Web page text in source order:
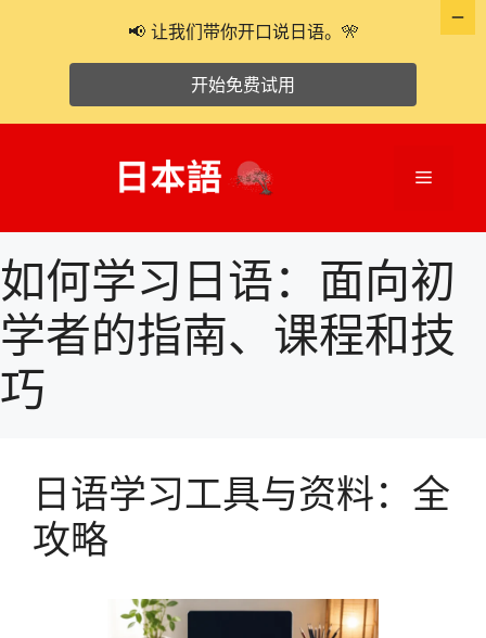
菜
如何学习日语：面向初
学者的指南、课程和技
巧
日语学习工具与资料：全
攻略
📢 让我们带你开口说日语。🎌
开始免费试用